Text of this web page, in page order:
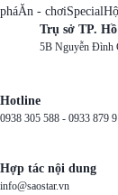
pháĂn - chơiSpecial
Trụ sở TP.
5B Nguyễn Đình
Hotline
0938 305 588 - 0933 879
Hợp tác nội dung
info@saostar.vn